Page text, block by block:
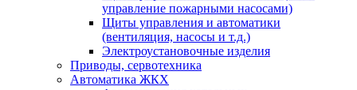
управление пожарными насосами)
Щиты управления и автоматики
(вентиляция, насосы и т.д.)
Электроустановочные изделия
Приводы, сервотехника
Автоматика ЖКХ